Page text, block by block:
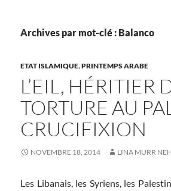
Archives par mot-clé : Balanco
ETAT ISLAMIQUE,PRINTEMPS ARABE
L’EIL, HÉRITIER
TORTURE AU
CRUCIFIXION
NOVEMBRE 18, 2014 LINA MURR
Les Libanais, les Syriens, les